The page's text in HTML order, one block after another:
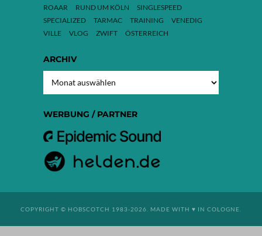
ROAAR
RUND UM KÖLN
SINGLESPEED
SPECIALIZED
TARMAC TRAINING
VENEDIG
VILLE
VLOG ZWIFT ÖSTERREICH
ARCHIV
WERBUNG / PARTNER
COPYRIGHT © HOBSCOTCH 1983-2026. MADE WITH ♥ IN COLOGNE.